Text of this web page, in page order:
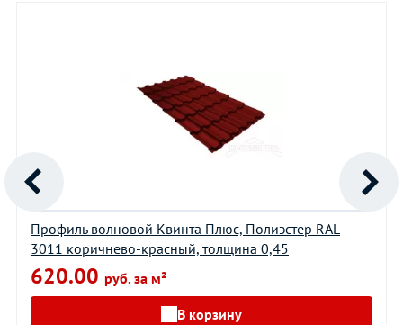
Профиль волновой Квинта Плюс, Полиэстер RAL
3011 коричнево-красный, толщина 0,45
620.00 руб. за м²
В корзину